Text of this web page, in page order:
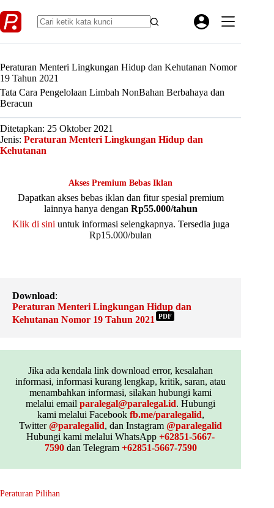
to
content
Peraturan Menteri Lingkungan Hidup dan Kehutanan Nomor
19 Tahun 2021
Tata Cara Pengelolaan Limbah NonBahan Berbahaya dan
Beracun
Ditetapkan: 25 Oktober 2021
Jenis: Peraturan Menteri Lingkungan Hidup dan
Kehutanan
Akses Premium Bebas Iklan
Dapatkan akses bebas iklan dan fitur spesial premium
lainnya hanya dengan Rp55.000/tahun
Klik di sini untuk informasi selengkapnya. Tersedia juga
Rp15.000/bulan
Download:
Peraturan Menteri Lingkungan Hidup dan
Kehutanan Nomor 19 Tahun 2021
PDF
Jika ada kendala link download error, kesalahan
informasi, informasi kurang lengkap, kritik, saran, atau
menambahkan informasi, silakan hubungi kami
melalui emailparalegal@paralegal.id. Hubungi
kami melalui Facebook fb.me/paralegalid,
Twitter@paralegalid, dan Instagram@paralegalid
Hubungi kami melalui WhatsApp+62851-5667-
7590dan Telegram +62851-5667-7590
Peraturan Pilihan